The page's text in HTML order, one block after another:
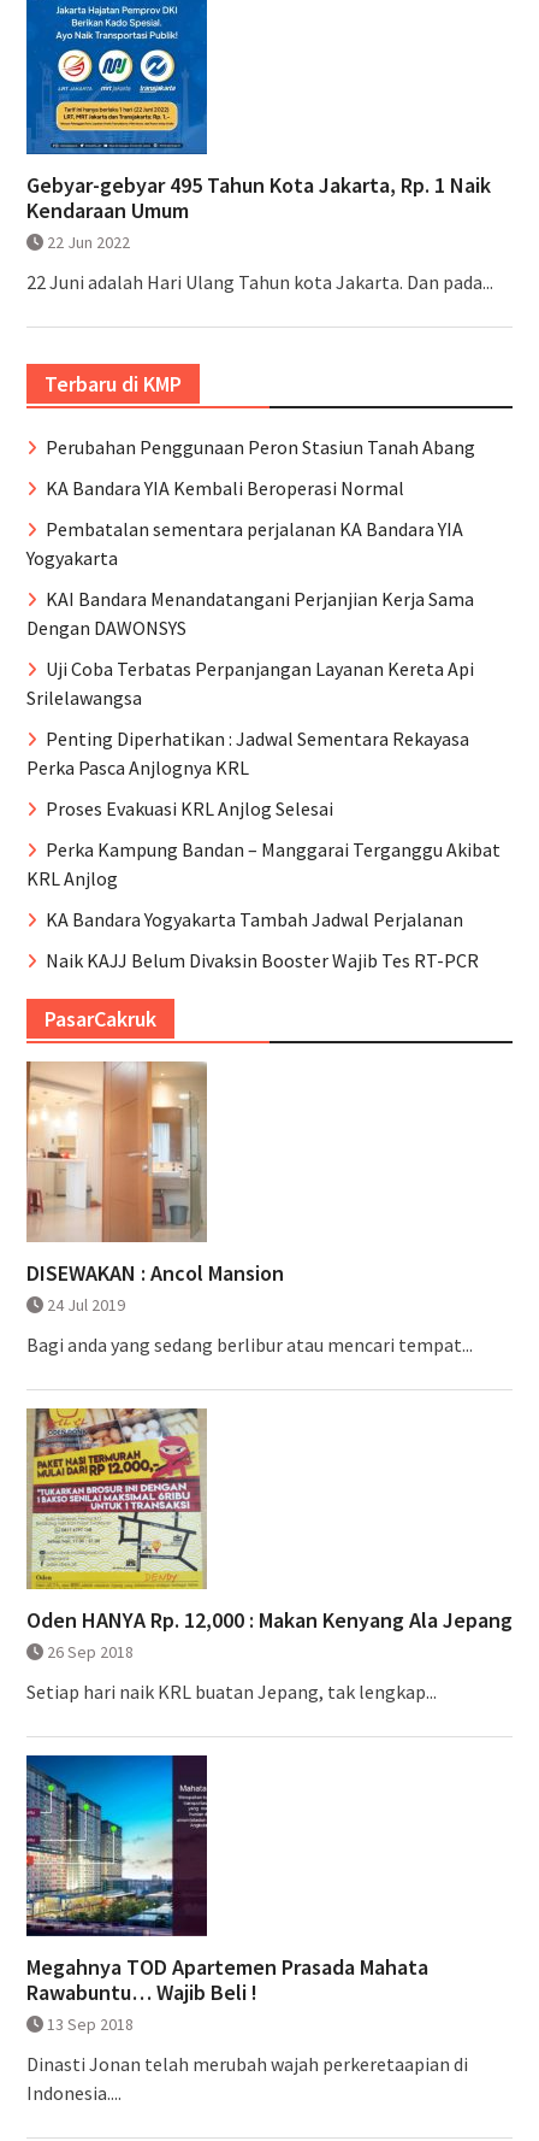
Gebyar-gebyar 495 Tahun Kota Jakarta, Rp. 1 Naik
Kendaraan Umum
22 Jun 2022
22 Juni adalah Hari Ulang Tahun kota Jakarta. Dan pada...
Terbaru di KMP
Perubahan Penggunaan Peron Stasiun Tanah Abang
KA Bandara YIA Kembali Beroperasi Normal
Pembatalan sementara perjalanan KA Bandara YIA
Yogyakarta
KAI Bandara Menandatangani Perjanjian Kerja Sama
Dengan DAWONSYS
Uji Coba Terbatas Perpanjangan Layanan Kereta Api
Srilelawangsa
Penting Diperhatikan : Jadwal Sementara Rekayasa
Perka Pasca Anjlognya KRL
Proses Evakuasi KRL Anjlog Selesai
Perka Kampung Bandan – Manggarai Terganggu Akibat
KRL Anjlog
KA Bandara Yogyakarta Tambah Jadwal Perjalanan
Naik KAJJ Belum Divaksin Booster Wajib Tes RT-PCR
PasarCakruk
DISEWAKAN : Ancol Mansion
24 Jul 2019
Bagi anda yang sedang berlibur atau mencari tempat...
Oden HANYA Rp. 12,000 : Makan Kenyang Ala Jepang
26 Sep 2018
Setiap hari naik KRL buatan Jepang, tak lengkap...
Megahnya TOD Apartemen Prasada Mahata
Rawabuntu… Wajib Beli !
13 Sep 2018
Dinasti Jonan telah merubah wajah perkeretaapian di
Indonesia....